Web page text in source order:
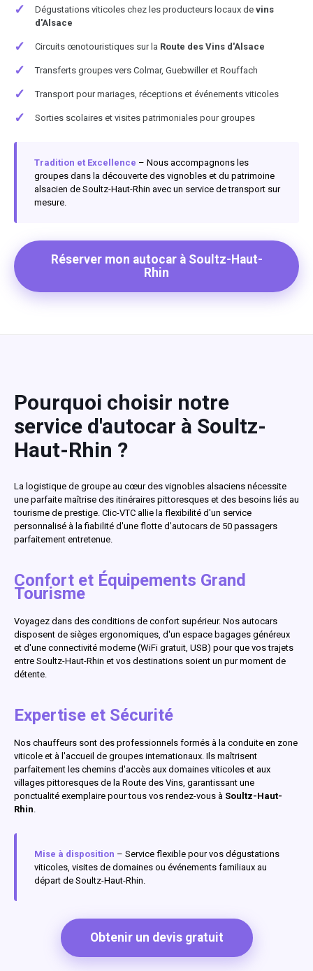
✓ Dégustations viticoles chez les producteurs locaux de vins
d'Alsace
✓ Circuits œnotouristiques sur la Route des Vins d'Alsace
✓ Transferts groupes vers Colmar, Guebwiller et Rouffach
✓ Transport pour mariages, réceptions et événements viticoles
✓ Sorties scolaires et visites patrimoniales pour groupes
Tradition et Excellence – Nous accompagnons les
groupes dans la découverte des vignobles et du patrimoine
alsacien de Soultz-Haut-Rhin avec un service de transport sur
mesure.
Réserver mon autocar à Soultz-Haut-
Rhin
Pourquoi choisir notre
service d'autocar à Soultz-
Haut-Rhin ?
La logistique de groupe au cœur des vignobles alsaciens nécessite
une parfaite maîtrise des itinéraires pittoresques et des besoins liés au
tourisme de prestige. Clic-VTC allie la flexibilité d'un service
personnalisé à la fiabilité d'une flotte d'autocars de 50 passagers
parfaitement entretenue.
Confort et Équipements Grand
Tourisme
Voyagez dans des conditions de confort supérieur. Nos autocars
disposent de sièges ergonomiques, d'un espace bagages généreux
et d'une connectivité moderne (WiFi gratuit, USB) pour que vos trajets
entre Soultz-Haut-Rhin et vos destinations soient un pur moment de
détente.
Expertise et Sécurité
Nos chauffeurs sont des professionnels formés à la conduite en zone
viticole et à l'accueil de groupes internationaux. Ils maîtrisent
parfaitement les chemins d'accès aux domaines viticoles et aux
villages pittoresques de la Route des Vins, garantissant une
ponctualité exemplaire pour tous vos rendez-vous à Soultz-Haut-
Rhin
Mise à disposition – Service flexible pour vos dégustations
viticoles, visites de domaines ou événements familiaux au
départ de Soultz-Haut-Rhin.
Obtenir un devis gratuit